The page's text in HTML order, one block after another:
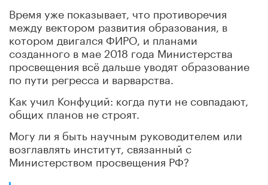
Время уже показывает, что противоречия
между вектором развития образования, в
котором двигался ФИРО, и планами
созданного в мае 2018 года Министерства
просвещения всё дальше уводят образование
по пути регресса и варварства.
Как учил Конфуций: когда пути не совпадают,
общих планов не строят.
Могу ли я быть научным руководителем или
возглавлять институт, связанный с
Министерством просвещения РФ?